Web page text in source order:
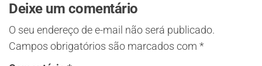
Deixe um comentário
O seu endereço de e-mail não será publicado.
Campos obrigatórios são marcados com *